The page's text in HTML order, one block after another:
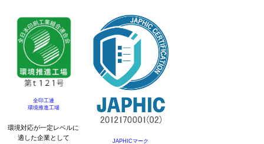
全印工連
環境推進工場
環境対応が一定レベルに
適した企業として
JAPHICマーク